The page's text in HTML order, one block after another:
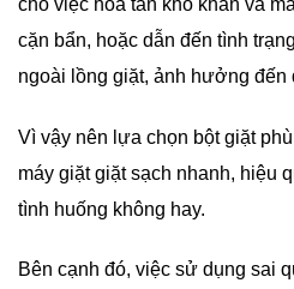
cặn bẩn, hoặc dẫn đến tình
ngoài lồng giặt, ảnh hưởng đến
Vì vậy nên lựa chọn bột giặt
máy giặt giặt sạch nhanh, hiệu
tình huống không hay.
Bên cạnh đó, việc sử dụng sai